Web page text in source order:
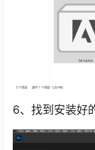
6、找到安装好